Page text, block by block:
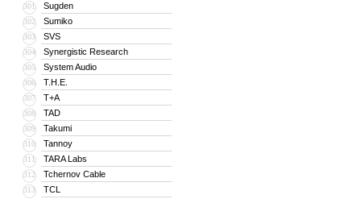
301 Sugden
302 Sumiko
303 SVS
304 Synergistic Research
305 System Audio
306 T.H.E.
307 T+A
308 TAD
309 Takumi
310 Tannoy
311 TARA Labs
312 Tchernov Cable
313 TCL